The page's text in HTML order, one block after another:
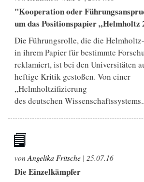
"Kooperation oder
um das Positionspapier „Helmholtz
Die Führungsrolle, die die
in ihrem Papier für bestimmte
reklamiert, ist bei den Universitäten
heftige Kritik gestoßen. Von einer
„Helmholtzifizierung
des deutschen
vonAngelika Fritsche | 25.07.16
Die Einzelkämpfer